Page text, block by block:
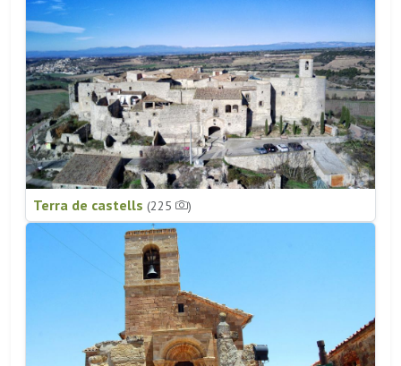
Terra de castells (225 )